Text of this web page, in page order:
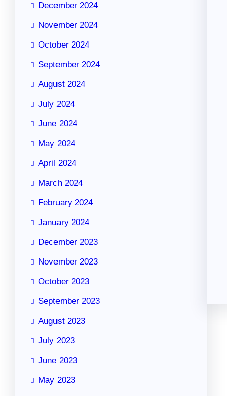
December 2024
November 2024
October 2024
September 2024
August 2024
July 2024
June 2024
May 2024
April 2024
March 2024
February 2024
January 2024
December 2023
November 2023
October 2023
September 2023
August 2023
July 2023
June 2023
May 2023